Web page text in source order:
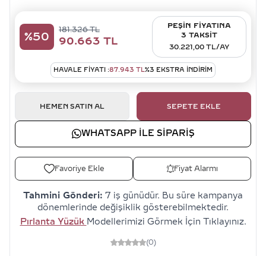
%50
181.326TL
90.663 TL
PEŞİN FİYATINA
3 TAKSİT
30.221,00 TL/AY
HAVALE FIYATI :87.943 TL%3 EKSTRA İNDİRİM
HEMEN SATIN AL SEPETE EKLE
WHATSAPP ILE SIPARIŞ
Favoriye Ekle Fiyat Alarmı
Tahmini Gönderi: 7 iş günüdür. Bu süre kampanya
dönemlerinde değişiklik gösterebilmektedir.
Pırlanta Yüzük Modellerimizi Görmek İçin Tıklayınız.
(0)